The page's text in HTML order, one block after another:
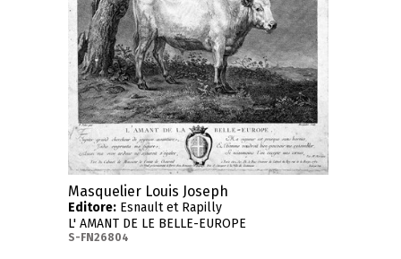
Masquelier Louis Joseph
Editore:Esnault et Rapilly
L' AMANT DE LE BELLE-EUROPE
S-FN26804